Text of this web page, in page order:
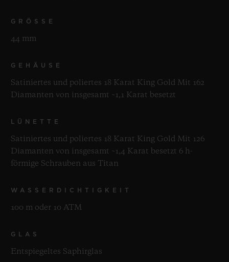
GRÖSSE
44 mm
GEHÄUSE
Satiniertes und poliertes 18 Karat King Gold Mit 162
Diamanten von insgesamt ~1,1 Karat besetzt
LÜNETTE
Satiniertes und poliertes 18 Karat King Gold Mit 126
Diamanten von insgesamt ~1,4 Karat besetzt 6 h-
förmige Schrauben aus Titan
WASSERDICHTIGKEIT
100 m oder 10 ATM
GLAS
Entspiegeltes Saphirglas